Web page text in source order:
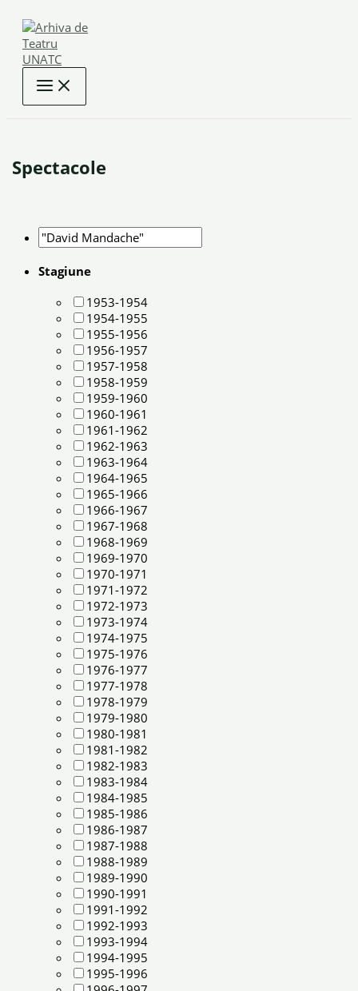
content
Spectacole
Stagiune
1953-1954
1954-1955
1955-1956
1956-1957
1957-1958
1958-1959
1959-1960
1960-1961
1961-1962
1962-1963
1963-1964
1964-1965
1965-1966
1966-1967
1967-1968
1968-1969
1969-1970
1970-1971
1971-1972
1972-1973
1973-1974
1974-1975
1975-1976
1976-1977
1977-1978
1978-1979
1979-1980
1980-1981
1981-1982
1982-1983
1983-1984
1984-1985
1985-1986
1986-1987
1987-1988
1988-1989
1989-1990
1990-1991
1991-1992
1992-1993
1993-1994
1994-1995
1995-1996